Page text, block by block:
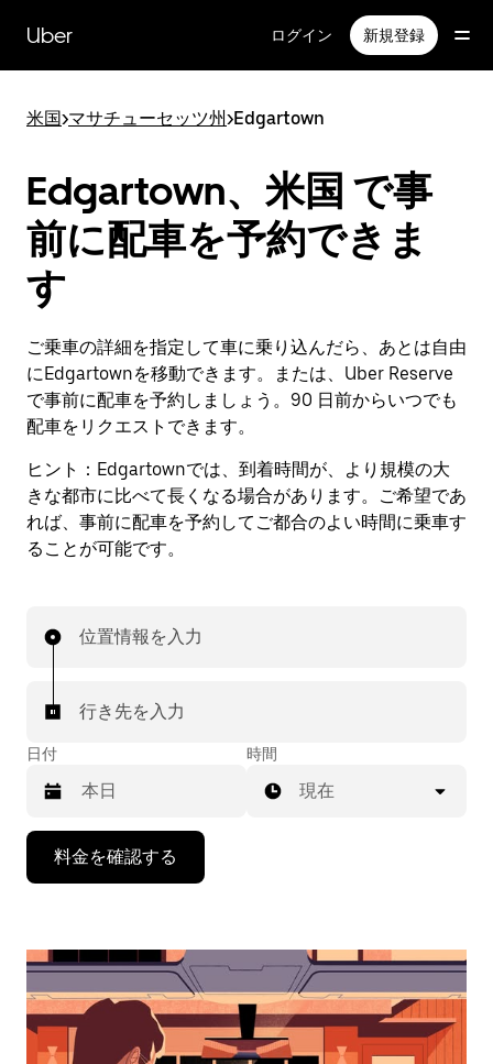
Uber ログイン 新規登録
米国>マサチューセッツ州>Edgartown
Edgartown、米国 で事
前に配車を予約できま
す
ご乗車の詳細を指定して車に乗り込んだら、あとは自由
にEdgartownを移動できます。または、Uber Reserve
で事前に配車を予約しましょう。90 日前からいつでも
配車をリクエストできます。
ヒント： Edgartownでは、到着時間が、より規模の大
きな都市に比べて長くなる場合があります。ご希望であ
れば、事前に配車を予約してご都合のよい時間に乗車す
ることが可能です。
位置情報を入力
行き先を入力
日付
で
ン
ダ
時間
現在
料金を確認する